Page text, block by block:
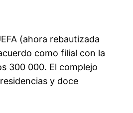
(ahora rebautizada
como filial con la
300 000. El complejo
y doce